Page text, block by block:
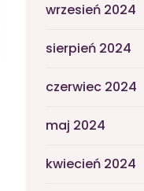
wrzesień 2024
sierpień 2024
czerwiec 2024
maj 2024
kwiecień 2024